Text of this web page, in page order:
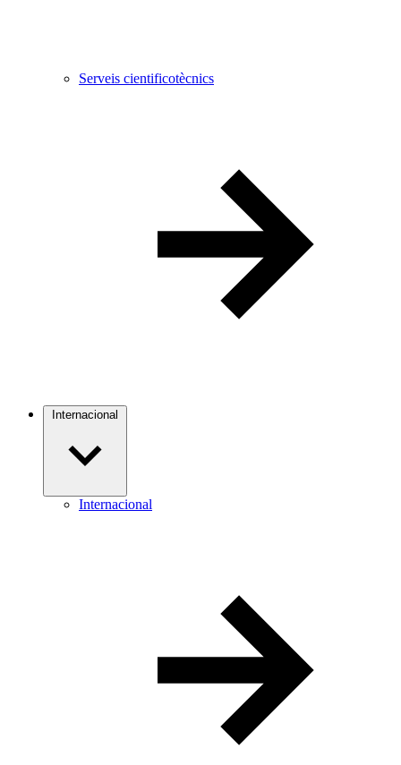
Serveis cientificotècnics
Internacional
Internacional